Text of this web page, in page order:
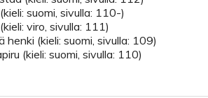
suomi, sivulla: 110-)
viro, sivulla: 111)
henki (kieli: suomi, sivulla: 109)
(kieli: suomi, sivulla: 110)